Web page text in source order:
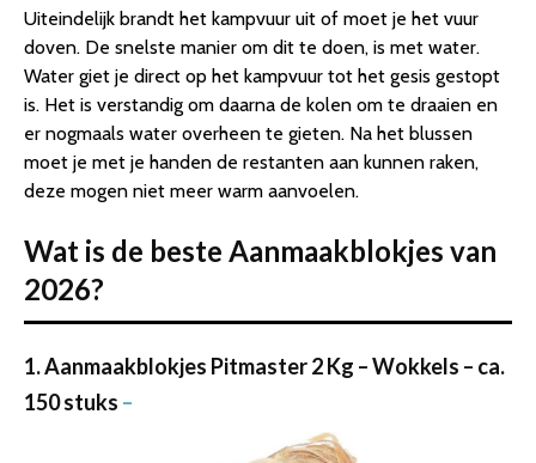
Uiteindelijk brandt het kampvuur uit of moet je het vuur
doven. De snelste manier om dit te doen, is met water.
Water giet je direct op het kampvuur tot het gesis gestopt
is. Het is verstandig om daarna de kolen om te draaien en
er nogmaals water overheen te gieten. Na het blussen
moet je met je handen de restanten aan kunnen raken,
deze mogen niet meer warm aanvoelen.
Wat is de beste Aanmaakblokjes van
2026?
1. Aanmaakblokjes Pitmaster 2 Kg – Wokkels – ca.
150 stuks –